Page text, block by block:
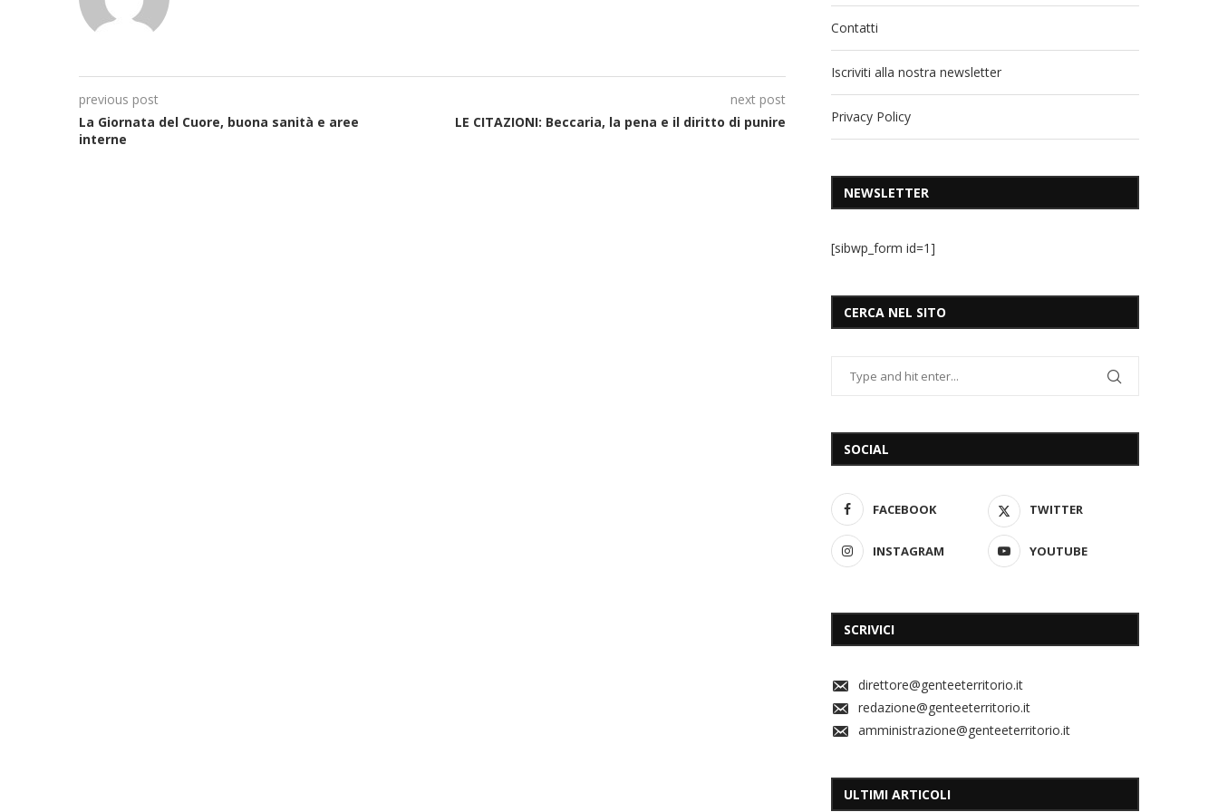
previous post
La Giornata del Cuore, buona sanità e aree
interne
next post
LE CITAZIONI: Beccaria, la pena e il diritto di punire
Contatti
Iscriviti alla nostra newsletter
Privacy Policy
NEWSLETTER
[sibwp_form id=1]
CERCA NEL SITO
SOCIAL
FACEBOOK TWITTER
INSTAGRAM YOUTUBE
SCRIVICI
direttore@genteeterritorio.it
redazione@genteeterritorio.it
amministrazione@genteeterritorio.it
ULTIMI ARTICOLI